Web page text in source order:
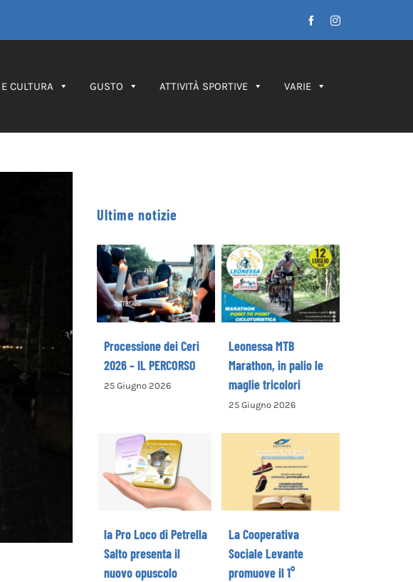
FacebookInstagram
CULTURA GUSTO ATTIVITÀ SPORTIVE VARIE
Ultime notizie
Processione dei
Ceri 2026 – IL
PERCORSO
Processione dei Ceri
2026 – IL PERCORSO
25 Giugno 2026
Leonessa MTB
Marathon, in
palio le maglie
tricolori
Leonessa MTB
Marathon, in palio le
maglie tricolori
25 Giugno 2026
Petrella Salto
presenta il
nuovo opuscolo
dedicato alla
valorizzazione
del territorio
la Pro Loco di Petrella
Salto presenta il
nuovo opuscolo
La Cooperativa
Sociale Levante
promuove il 1°
Concorso
Letterario
Nazionale
“Camminando tra
le parole” –
COME ISCRIVERSI
La Cooperativa
Sociale Levante
promuove il 1°